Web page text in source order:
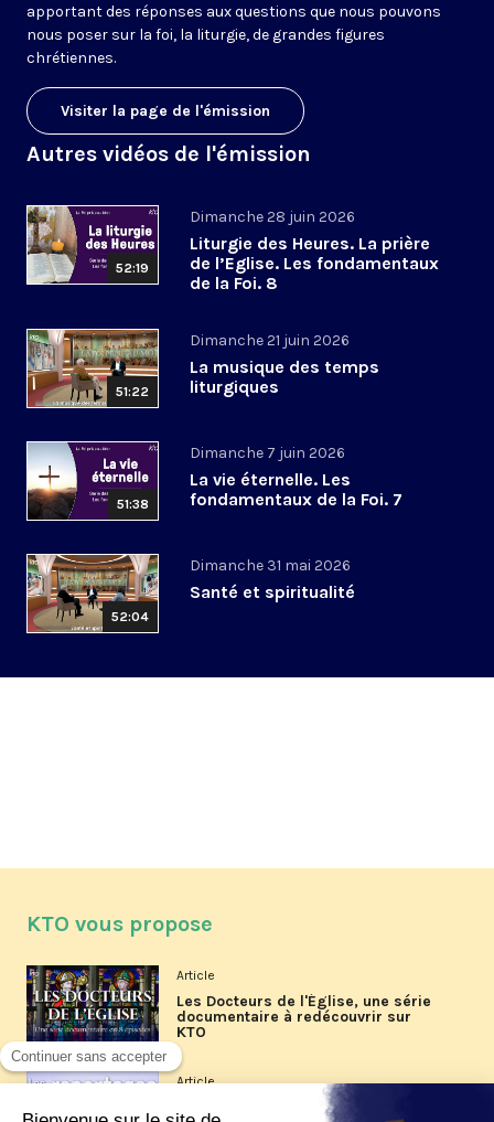
apportant des réponses aux questions que nous pouvons
nous poser sur la foi, la liturgie, de grandes figures
chrétiennes.
Visiter la page de l'émission
Autres vidéos de l'émission
52:19
Dimanche 28 juin 2026
Liturgie des Heures. La prière
de l’Eglise. Les fondamentaux
de la Foi. 8
51:22
Dimanche 21 juin 2026
La musique des temps
liturgiques
51:38
Dimanche 7 juin 2026
La vie éternelle. Les
fondamentaux de la Foi. 7
52:04
Dimanche 31 mai 2026
Santé et spiritualité
KTO vous propose
Article
Les Docteurs de l'Église, une série
documentaire à redécouvrir sur
KTO
Article
Les reportages d'été 2026 de KTO